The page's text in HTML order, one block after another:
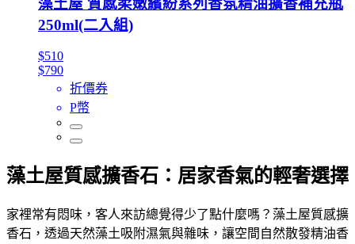
藻土屋 質感柔嫩繽紛系列香氛精油擴香補充瓶
250ml(二入組)
$510
$790
折價券
P幣
藻土屋質感擴香石：居家香氣的輕奢選擇
家裡常有悶味，客人來訪總覺得少了點什麼嗎？藻土屋質感擴
香石，透過天然藻土吸附濕氣與雜味，讓空間自然散發精油香